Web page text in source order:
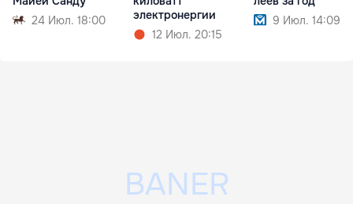
24 Июл. 18:00
электронергии
12 Июл. 20:15
9 Июл. 14:09